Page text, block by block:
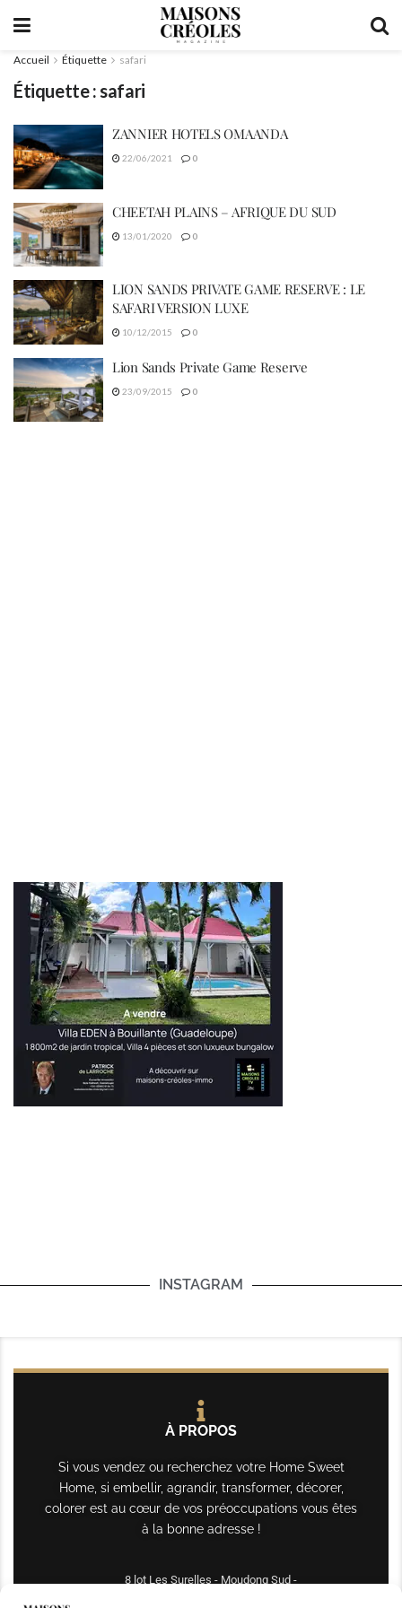
Accueil Étiquette safari
Étiquette :safari
ZANNIER HOTELS OMAANDA
22/06/2021 0
CHEETAH PLAINS – AFRIQUE DU SUD
13/01/2020 0
LION SANDS PRIVATE GAME RESERVE : LE
SAFARI VERSION LUXE
10/12/2015 0
Lion Sands Private Game Reserve
23/09/2015 0
INSTAGRAM
À PROPOS
Si vous vendez ou recherchez votre Home Sweet
Home, si embellir, agrandir, transformer, décorer,
colorer est au cœur de vos préoccupations vous êtes
à la bonne adresse !
8 lot Les Surelles - Moudong Sud -